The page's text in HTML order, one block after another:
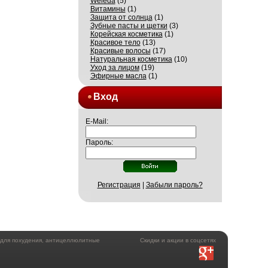
Витамины (1)
Защита от солнца(1)
Зубные пасты и щетки (3)
Корейская косметика(1)
Красивое тело(13)
Красивые волосы (17)
Натуральная косметика(10)
Уход за лицом(19)
Эфирные масла(1)
Вход
E-Mail:
Пароль:
Регистрация Забыли пароль?
Скидки и акции в соцсетях
похудения, антицеллюлитные